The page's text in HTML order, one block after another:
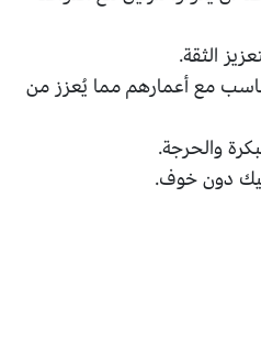
الثقة.
مع أعمارهم مما يُعزز من
والحرجة.
دون خوف.